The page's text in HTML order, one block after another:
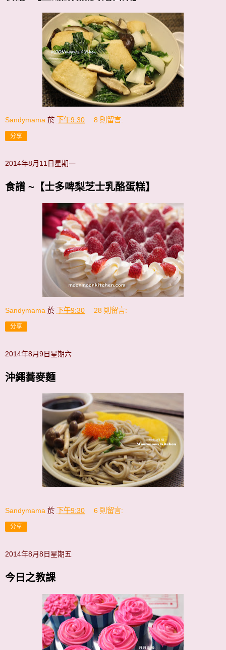
Sandymama 於 下午9:30 8 則留言:
分享
2014年8月11日星期一
食譜 ~【士多啤梨芝士乳酪蛋糕】
Sandymama 於 下午9:30 28 則留言:
分享
2014年8月9日星期六
沖繩蕎麥麵
Sandymama 於 下午9:30 6 則留言:
分享
2014年8月8日星期五
今日之教課